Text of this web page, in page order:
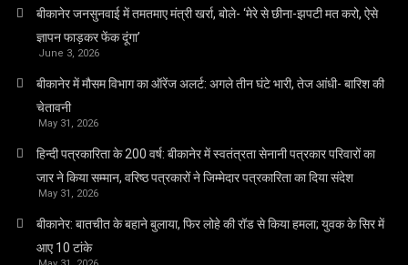
बीकानेर जनसुनवाई में तमतमाए मंत्री खर्रा, बोले- ‘मेरे से छीना-झपटी मत करो, ऐसे
ज्ञापन फाड़कर फेंक दूंगा’
June 3, 2026
बीकानेर में मौसम विभाग का ऑरेंज अलर्ट: अगले तीन घंटे भारी, तेज आंधी- बारिश की
चेतावनी
May 31, 2026
हिन्दी पत्रकारिता के 200 वर्ष: बीकानेर में स्वतंत्रता सेनानी पत्रकार परिवारों का
जार ने किया सम्मान, वरिष्ठ पत्रकारों ने जिम्मेदार पत्रकारिता का दिया संदेश
May 31, 2026
बीकानेर: बातचीत के बहाने बुलाया, फिर लोहे की रॉड से किया हमला; युवक के सिर में
आए 10 टांके